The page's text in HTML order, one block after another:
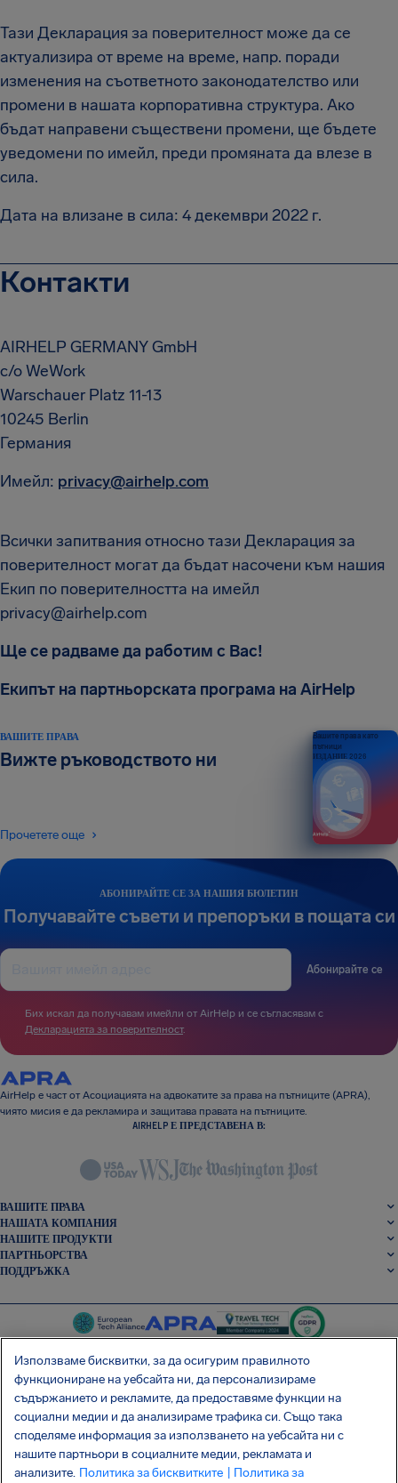
Тази Декларация за поверителност може да се
актуализира от време на време, напр. поради
изменения на съответното законодателство или
промени в нашата корпоративна структура. Ако
бъдат направени съществени промени, ще бъдете
уведомени по имейл, преди промяната да влезе в
сила.
Дата на влизане в сила: 4 декември 2022 г.
Контакти
AIRHELP GERMANY GmbH
c/o WeWork
Warschauer Platz 11-13
10245 Berlin
Германия
Имейл: privacy@airhelp.com
Всички запитвания относно тази Декларация за
поверителност могат да бъдат насочени към нашия
Екип по поверителността на имейл
privacy@airhelp.com
Ще се радваме да работим с Вас!
Екипът на партньорската програма на AirHelp
АБОНИРАЙТЕ СЕ ЗА НАШИЯ БЮЛЕТИН
Получавайте съвети и препоръки в пощата си
Абонирайте се
Бих искал да получавам имейли от AirHelp и се съгласявам с
Декларацията за поверителност.
ВАШИТЕ ПРАВА
Вижте ръководството ни
Прочетете още
Вашите права като
пътници
ИЗДАНИЕ 2026
AirHelp е част от Асоциацията на адвокатите за права на пътниците (APRA),
чиято мисия е да рекламира и защитава правата на пътниците.
AIRHELP Е ПРЕДСТАВЕНА В:
ВАШИТЕ ПРАВА
НАШАТА КОМПАНИЯ
НАШИТЕ ПРОДУКТИ
ПАРТНЬОРСТВА
ПОДДРЪЖКА
SocialFacebook
SocialTwitter
SocialInstagram
SocialLinkedin
ВЗЕМЕТЕ БЕЗПЛАТНОТО НИ ПРИЛОЖЕНИЕ
Използваме бисквитки, за да осигурим правилното
функциониране на уебсайта ни, да персонализираме
съдържанието и рекламите, да предоставяме функции на
социални медии и да анализираме трафика си. Също така
споделяме информация за използването на уебсайта ни с
нашите партньори в социалните медии, рекламата и
анализите. Политика за бисквитките | Политика за